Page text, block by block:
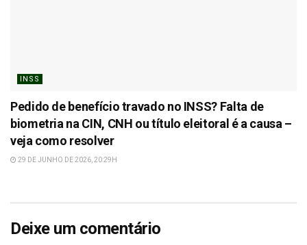
INSS
Pedido de benefício travado no INSS? Falta de
biometria na CIN, CNH ou título eleitoral é a causa –
veja como resolver
29 DE JUNHO DE 2026, 20:29H
Deixe um comentário